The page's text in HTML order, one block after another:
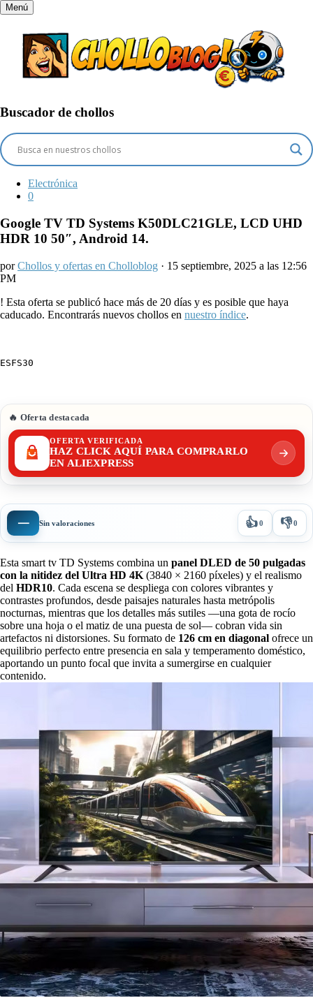
Menú
Buscador de chollos
Electrónica
0
Google TV TD Systems K50DLC21GLE, LCD UHD
HDR 10 50″, Android 14.
porChollos y ofertas en Cholloblog · 15 septiembre, 2025 a las 12:56
PM
! Esta oferta se publicó hace más de 20 días y es posible que haya
caducado. Encontrarás nuevos chollos en nuestro índice.
ESFS30
🔥 Oferta destacada
OFERTA VERIFICADA
HAZ CLICK AQUÍ PARA COMPRARLO
EN ALIEXPRESS
— Sin valoraciones 👍0 👎0
Esta smart tv TD Systems combina un panel DLED de 50 pulgadas
con la nitidez del Ultra HD 4K (3840 × 2160 píxeles) y el realismo
del HDR10. Cada escena se despliega con colores vibrantes y
contrastes profundos, desde paisajes naturales hasta metrópolis
nocturnas, mientras que los detalles más sutiles —una gota de rocío
sobre una hoja o el matiz de una puesta de sol— cobran vida sin
artefactos ni distorsiones. Su formato de 126 cm en diagonal ofrece un
equilibrio perfecto entre presencia en sala y temperamento doméstico,
aportando un punto focal que invita a sumergirse en cualquier
contenido.